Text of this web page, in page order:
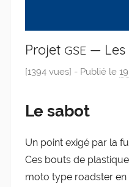
Projet GSE — Les
[1394 vues] - Publié le
Le sabot
Un point exi­gé par la
Ces bouts de
moto type road­ster